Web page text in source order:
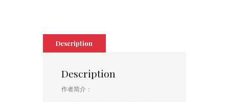
Description
Description
作者简介：